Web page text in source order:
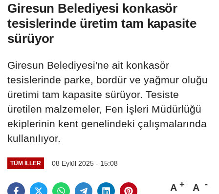
Giresun Belediyesi konkasör
tesislerinde üretim tam kapasite
sürüyor
Giresun Belediyesi'ne ait konkasör
tesislerinde parke, bordür ve yağmur oluğu
üretimi tam kapasite sürüyor. Tesiste
üretilen malzemeler, Fen İşleri Müdürlüğü
ekiplerinin kent genelindeki çalışmalarında
kullanılıyor.
TÜM İLLER 08 Eylül 2025 - 15:08
A A